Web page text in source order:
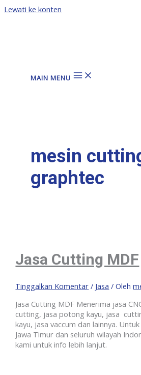
Lewati ke konten
MAIN MENU
mesin
graphtec
Jasa Cutting MDF
Tinggalkan Komentar / Jasa / Oleh
Jasa Cutting MDF Menerima jasa
cutting, jasa potong kayu, jasa
kayu, jasa vaccum dan lainnya.
Jawa Timur dan seluruh wilayah
kami untuk info lebih lanjut.